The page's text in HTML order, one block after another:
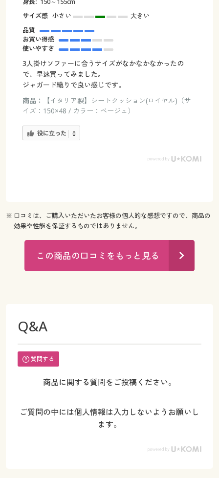
サイズ感 小さい
大きい
品質
お買い得感
使いやすさ
3人掛けソファーに合うサイズがなかなかなかったの
で、早速買ってみました。
ジャガード織りで良い感じです。
商品：
【イタリア製】シートクッション(ロイヤル)（サ
イズ：150×48 / カラー：ベージュ）
役に立った 0
※ 口コミは、ご購入いただいたお客様の個人的な感想ですので、商品の
効果や性能を保証するものではありません。
この商品の口コミをもっと見る
Q&A
質問する
商品に関する質問をご投稿ください。
ご質問の中には個人情報は入力しないようお願いし
ます。